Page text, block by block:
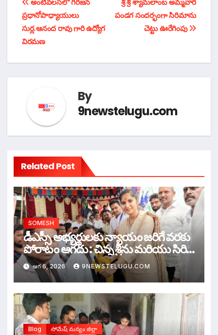
టపా
నావిగేషన్
శ్రీ శ్రీ శ్యామలాంబ అమ్మవారి
పండగ సందర్భంగా సిరిమాను
చెట్టు ఊరేగింపు
అంటివలసలో గిరిజన
ప్రధానోపాధ్యాయులు
సుర్ల.ఆనంద రావు గారి ఉద్యోగ
విరమణ
By
9newstelugu.com
Related Post
SOMESH
డీఎస్సీ అభ్యర్థులకు న్యాయం జరిగే వరకు
పోరాటం ఆగదు : చిన్న శ్రీను మరియు సిరి
సహస్ర
ఆగ 6, 2026 9NEWSTELUGU.COM
Blog సోమేష్ మన్యం జిల్లా